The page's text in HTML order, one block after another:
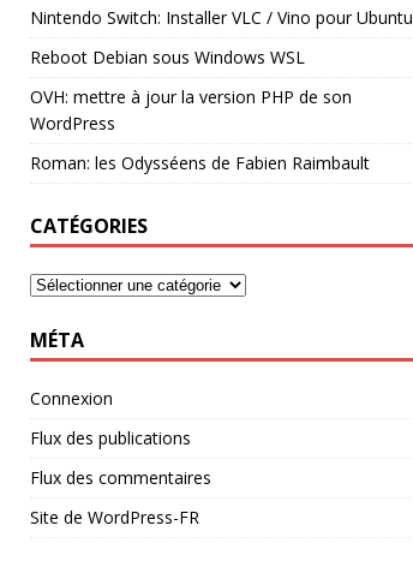
Nintendo Switch: Installer VLC / Vino pour Ubuntu
Reboot Debian sous Windows WSL
OVH: mettre à jour la version PHP de son
WordPress
Roman: les Odysséens de Fabien Raimbault
CATÉGORIES
MÉTA
Connexion
Flux des publications
Flux des commentaires
Site de WordPress-FR